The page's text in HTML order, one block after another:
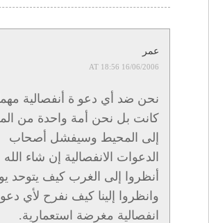
عمر
16/06/2006 AT 18:56
نحن ضد أي دعو ة أنفصالية
كانت بل نحن أمة واحدة من
إلى المحيط وسيفشل أصحاب
الدعوات الانفصالية إن شاء الله
أنظروا إلى الغرب كيف يتوحد
وانظروا إلينا كيف نفرح لأي
انفصالية مغرضة استعمارية.